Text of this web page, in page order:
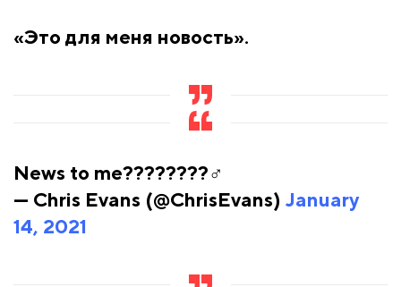
«Это для меня новость».
News to me????????‍♂️
— Chris Evans (@ChrisEvans) January
14, 2021